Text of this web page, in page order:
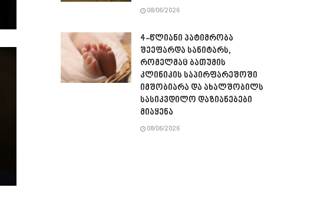
08/06/2026
4-წლიანი პატიმრობა
შეეფარდა სანიტარს,
რომელმაც ბათუმის
კლინიკის საპირფარეშოში
იმშობიარა და ახალშობილს
სასიკვდილო დაზიანებები
მიაყენა
08/06/2026